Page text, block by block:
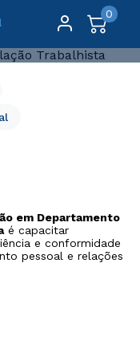
0
Trabalhista
em Departamento
é capacitar
e conformidade
pessoal e relações